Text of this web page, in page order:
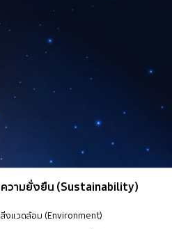
ความยั่งยืน (Sustainability)
สิ่งแวดล้อม (Environment)